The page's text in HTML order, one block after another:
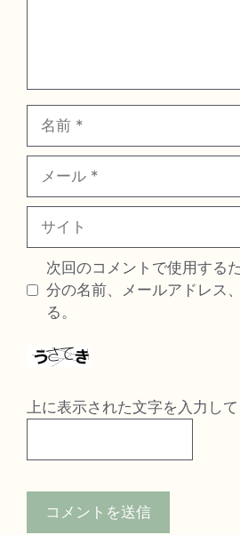
ル
次回のコメントで使用する
分の名前、メールアドレス
る。
上に表示された文字を入力して